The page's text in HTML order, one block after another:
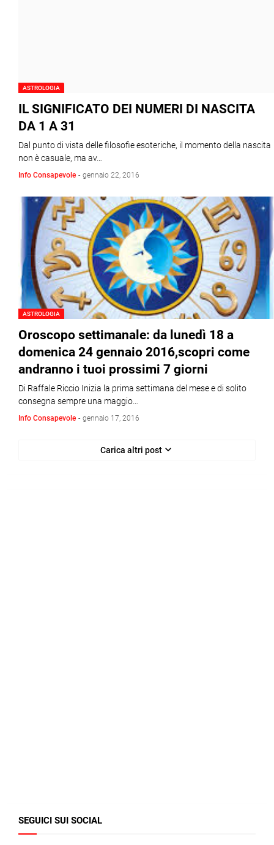
ASTROLOGIA
IL SIGNIFICATO DEI NUMERI DI NASCITA
DA 1 A 31
Dal punto di vista delle filosofie esoteriche, il momento della nascita
non è casuale, ma av…
Info Consapevole - gennaio 22, 2016
ASTROLOGIA
Oroscopo settimanale: da lunedì 18 a
domenica 24 gennaio 2016,scopri come
andranno i tuoi prossimi 7 giorni
Di Raffale Riccio Inizia la prima settimana del mese e di solito
consegna sempre una maggio…
Info Consapevole - gennaio 17, 2016
Carica altri post
SEGUICI SUI SOCIAL